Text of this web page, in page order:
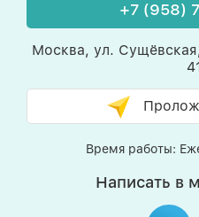
+7 (958)
Москва, ул.
Время работы:
Написать в